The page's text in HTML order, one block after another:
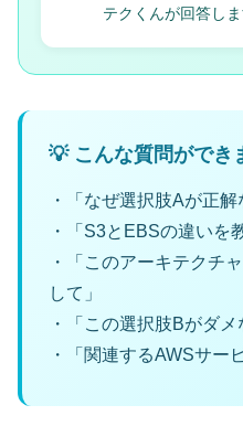
テクくんが回答しま
💡 こんな質問ができ
・「なぜ選択肢Aが正解
・「S3とEBSの違いを
・「このアーキテクチ
して」
・「この選択肢Bがダメ
・「関連するAWSサー